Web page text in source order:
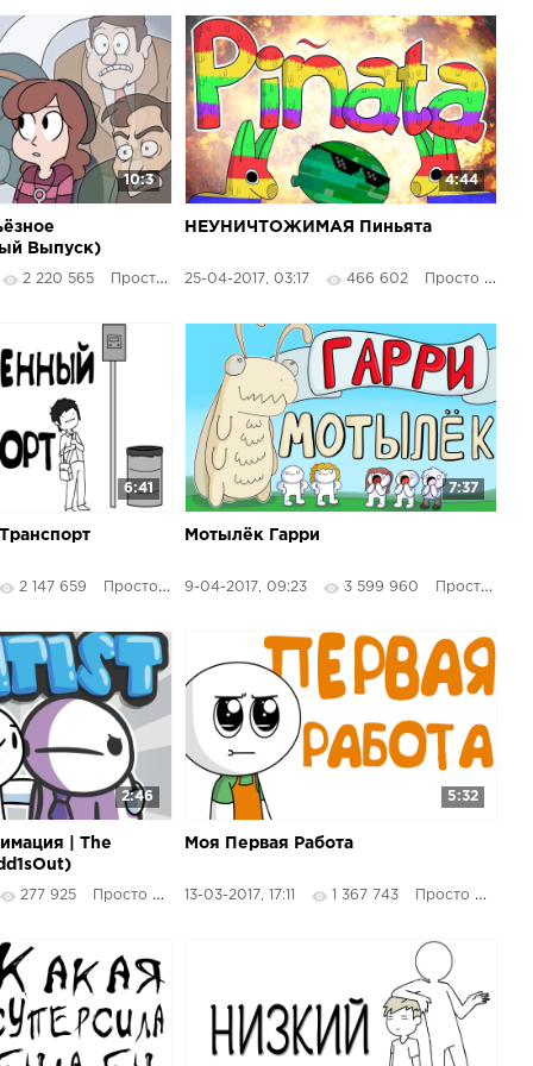
10:3
Выпуск)
2 220 565 Просто Озвучка
4:44
НЕУНИЧТОЖИМАЯ Пиньята
25-04-2017, 03:17 466 602 Просто Озвучка
6:41
2 147 659 Просто Озвучка
7:37
Мотылёк Гарри
9-04-2017, 09:23 3 599 960 Просто Озвучка
2:46
| The
277 925 Просто Озвучка
5:32
Моя Первая Работа
13-03-2017, 17:11 1 367 743 Просто Озвучка